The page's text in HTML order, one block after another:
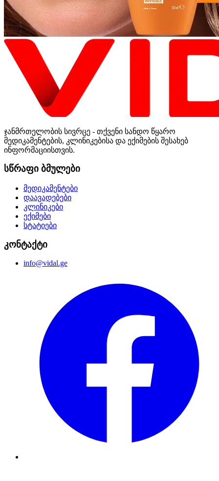
ჯანმრთელობის სივრცე - თქვენი სანდო წყარო
მედიკამენტების, კლინიკებისა და ექიმების შესახებ
ინფორმაციისთვის.
სწრაფი ბმულები
მედიკამენტები
დაავადებები
კლინიკები
ექიმები
სტატიები
კონტაქტი
info@vidal.ge